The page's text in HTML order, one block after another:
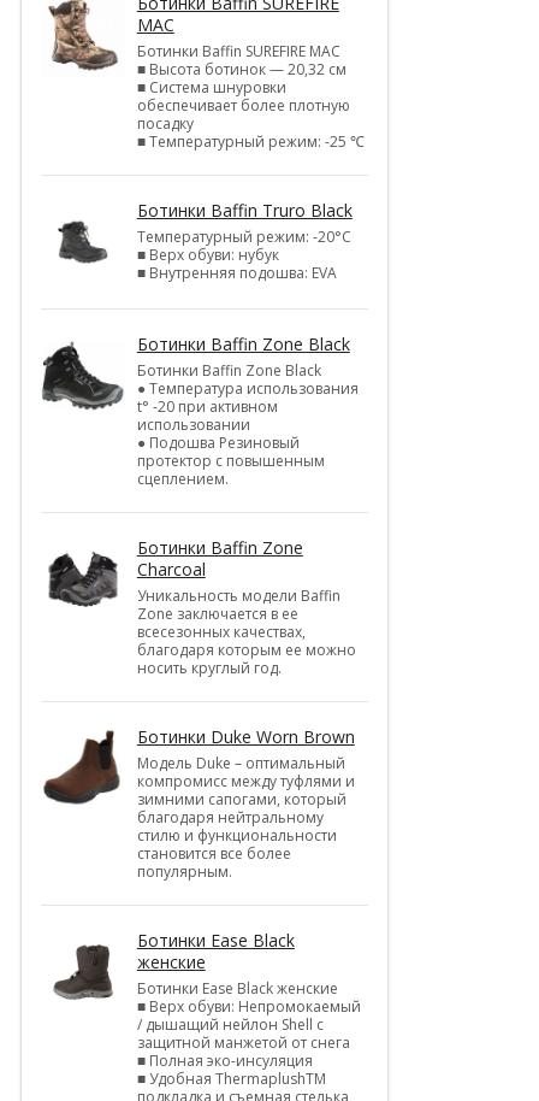
MAC
Ботинки Baffin SUREFIRE MAC
■ Высота ботинок — 20,32 см
■ Система шнуровки
обеспечивает более плотную
посадку
■ Температурный режим: -25 ℃
Ботинки Baffin Truro Black
Температурный режим: -20°С
■ Верх обуви: нубук
■ Внутренняя подошва: EVA
Ботинки Baffin Zone Black
Ботинки Baffin Zone Black
● Температура использования
t° -20 при активном
использовании
● Подошва Резиновый
протектор с повышенным
сцеплением.
Ботинки Baffin Zone
Charcoal
Уникальность модели Baffin
Zone заключается в ее
всесезонных качествах,
благодаря которым ее можно
носить круглый год.
Ботинки Duke Worn Brown
Модель Duke – оптимальный
компромисс между туфлями и
зимними сапогами, который
благодаря нейтральному
стилю и функциональности
становится все более
популярным.
Ботинки Ease Black
женские
Ботинки Ease Black женские
■ Верх обуви: Непромокаемый
/ дышащий нейлон Shell c
защитной манжетой от снега
■ Полная эко-инсуляция
■ Удобная ThermaplushTM
подкладка и съемная стелька